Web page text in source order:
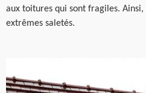
aux toitures qui sont fragiles.
extrêmes saletés.